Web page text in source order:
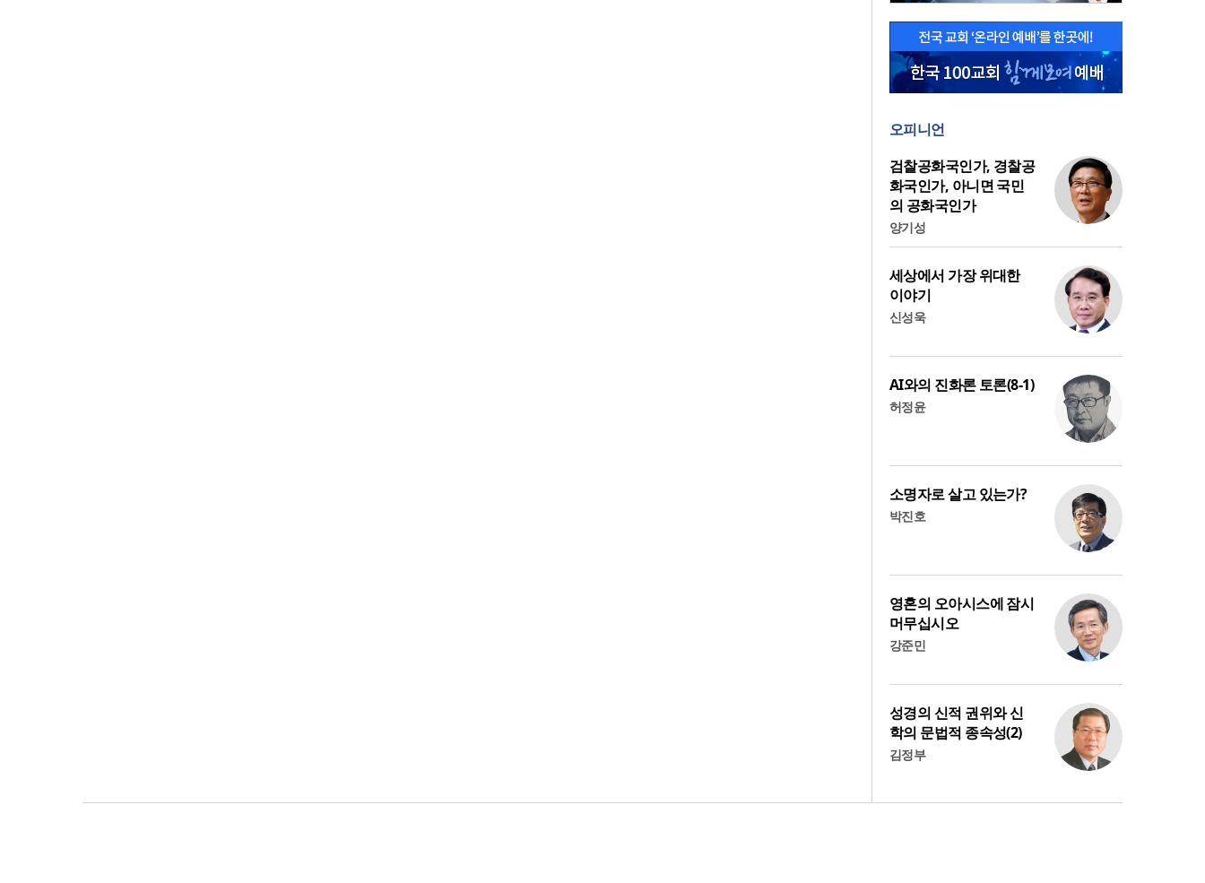
오피니언
검찰공화국인가, 경찰공
화국인가, 아니면 국민
의 공화국인가
양기성
세상에서 가장 위대한
이야기
신성욱
AI와의 진화론 토론(8-1)
허정윤
소명자로 살고 있는가?
박진호
영혼의 오아시스에 잠시
머무십시오
강준민
성경의 신적 권위와 신
학의 문법적 종속성(2)
김정부